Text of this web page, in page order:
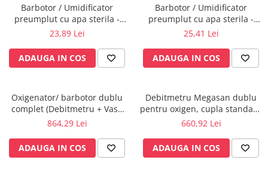
Rampa gaze medicale pat pacient
Rampa iluminat alarmare
Accesorii vase
Tevi cupru si accesorii
Lavoare apa sterila
Lavoare chirurgicale
Capsule, filtre finale apa sterila
Barbotor / Umidificator
preumplut cu apa sterila -
AquaPak 340 ml - Hudson RCI
23,89 Lei
ADAUGA IN COS
Barbotor / Umidificator
preumplut cu apa sterila -
AquaPak 650 ml - Hudson RCI
25,41 Lei
ADAUGA IN COS
Oxigenator/ barbotor dublu
complet (Debitmetru + Vase
umidificator) - Megasan
864,29 Lei
ADAUGA IN COS
Debitmetru Megasan dublu
pentru oxigen, cupla standard
DIN
660,92 Lei
ADAUGA IN COS